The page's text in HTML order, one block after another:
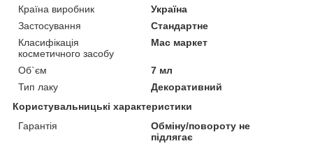
Країна виробник
Україна
Застосування
Стандартне
Класифікація
косметичного засобу
Мас маркет
Об`єм
7 мл
Тип лаку
Декоративний
Користувальницькі характеристики
Гарантія
Обміну/повороту не
підлягає